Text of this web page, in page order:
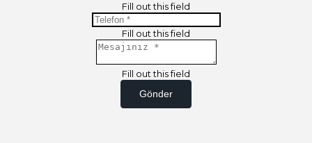
Fill out this field
Fill out this field
Fill out this field
Gönder